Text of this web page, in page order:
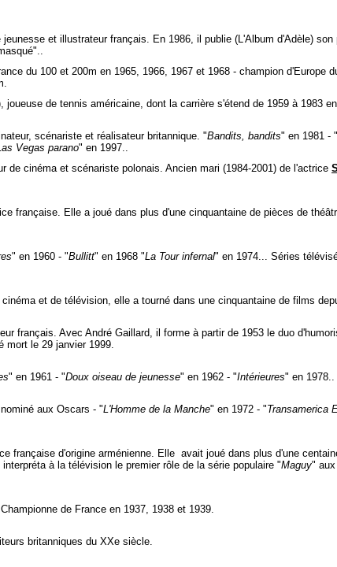
et illustrateur français. En 1986, il publie (L'Album d'Adèle) son
du 100 et 200m en 1965, 1966, 1967 et 1968 - champion d'Europe
joueuse de tennis américaine, dont la carrière s'étend de 1959 à 1983
scénariste et réalisateur britannique. "Bandits, bandits" en 1981 - "
Vegas parano" en 1997..
de cinéma et scénariste polonais. Ancien mari (1984-2001) de l'actrice
française. Elle a joué dans plus d'une cinquantaine de pièces de
" en 1960 - "Bullitt" en 1968 "La Tour infernal" en 1974... Séries
et de télévision, elle a tourné dans une cinquantaine de films
français. Avec André Gaillard, il forme à partir de 1953 le duo
mort le 29 janvier 1999.
" en 1961 - "Doux oiseau de jeunesse" en 1962 - "Intérieures" en 1978..
aux Oscars - "L'Homme de la Manche" en 1972 - "Transamerica
française d'origine arménienne. Elle avait joué dans plus d'une
à la télévision le premier rôle de la série populaire "Maguy"
de France en 1937, 1938 et 1939.
britanniques du XXe siècle.